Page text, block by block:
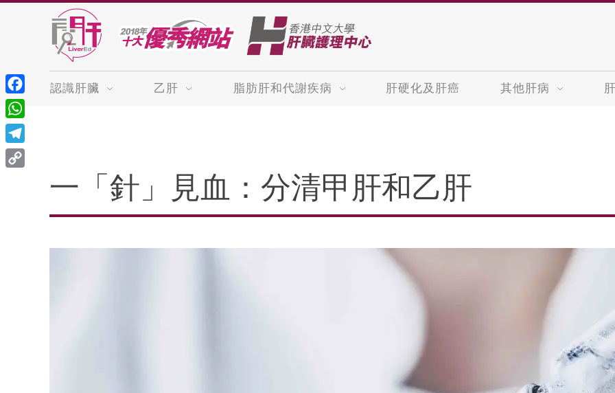
認識肝臟 乙肝 脂肪肝和代謝疾病 肝硬化及肝癌 其他肝病
一「針」見血：分清甲肝和乙肝
Facebook
WhatsApp
Telegram